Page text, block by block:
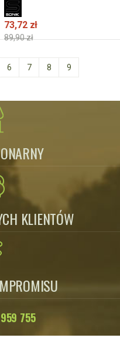
73,72 zł
89,90 zł
6 7 8 9
KLIENTÓW
755